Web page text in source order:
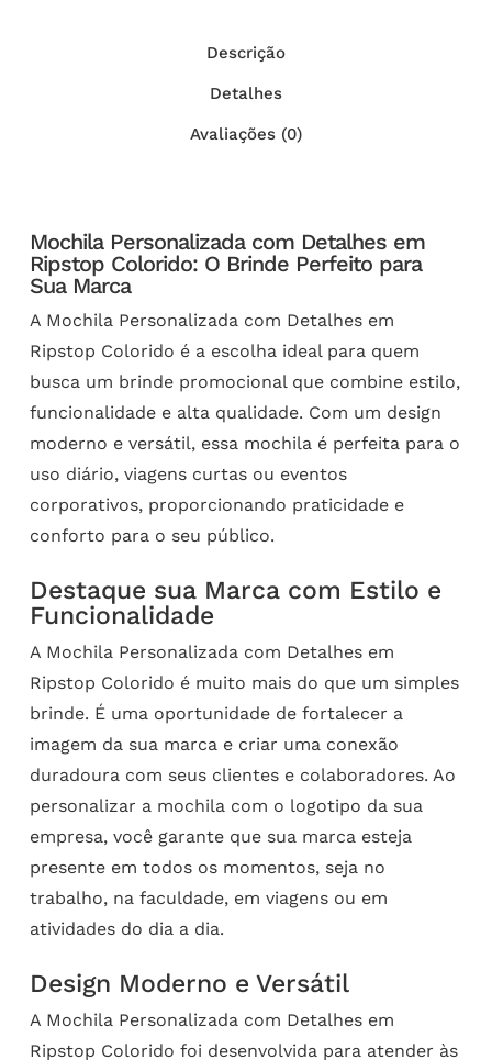
Descrição
Detalhes
Avaliações (0)
Mochila Personalizada com Detalhes em
Ripstop Colorido: O Brinde Perfeito para
Sua Marca
A Mochila Personalizada com Detalhes em
Ripstop Colorido é a escolha ideal para quem
busca um brinde promocional que combine estilo,
funcionalidade e alta qualidade. Com um design
moderno e versátil, essa mochila é perfeita para o
uso diário, viagens curtas ou eventos
corporativos, proporcionando praticidade e
conforto para o seu público.
Destaque sua Marca com Estilo e
Funcionalidade
A Mochila Personalizada com Detalhes em
Ripstop Colorido é muito mais do que um simples
brinde. É uma oportunidade de fortalecer a
imagem da sua marca e criar uma conexão
duradoura com seus clientes e colaboradores. Ao
personalizar a mochila com o logotipo da sua
empresa, você garante que sua marca esteja
presente em todos os momentos, seja no
trabalho, na faculdade, em viagens ou em
atividades do dia a dia.
Design Moderno e Versátil
A Mochila Personalizada com Detalhes em
Ripstop Colorido foi desenvolvida para atender às